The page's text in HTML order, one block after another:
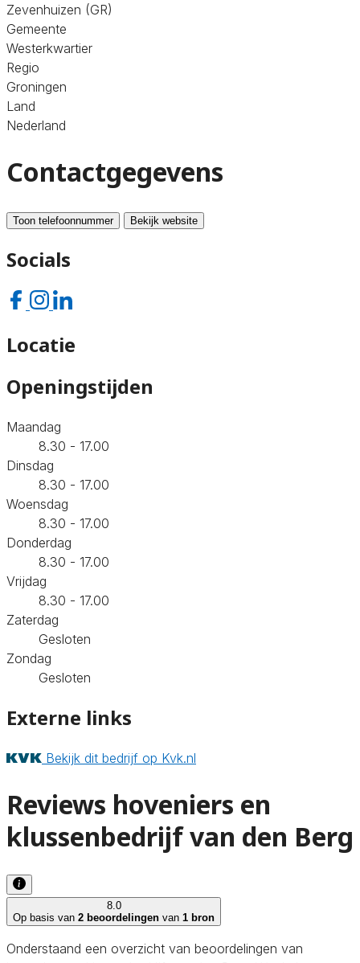
Zevenhuizen (GR)
Gemeente
Westerkwartier
Regio
Groningen
Land
Nederland
Contactgegevens
Toon telefoonnummer Bekijk website
Socials
Locatie
Openingstijden
Maandag
8.30 - 17.00
Dinsdag
8.30 - 17.00
Woensdag
8.30 - 17.00
Donderdag
8.30 - 17.00
Vrijdag
8.30 - 17.00
Zaterdag
Gesloten
Zondag
Gesloten
Externe links
Bekijk dit bedrijf op Kvk.nl
Reviews hoveniers en
klussenbedrijf van den Berg
8.0
Op basis van 2 beoordelingen van 1 bron
Onderstaand een overzicht van beoordelingen van